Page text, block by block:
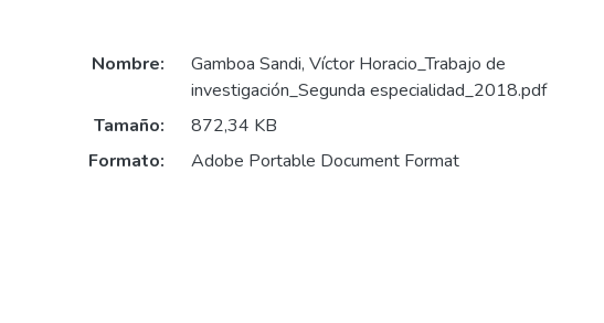
Nombre:
Gamboa Sandi, Víctor Horacio_Trabajo de
investigación_Segunda especialidad_2018.pdf
Tamaño:
872,34 KB
Formato:
Adobe Portable Document Format